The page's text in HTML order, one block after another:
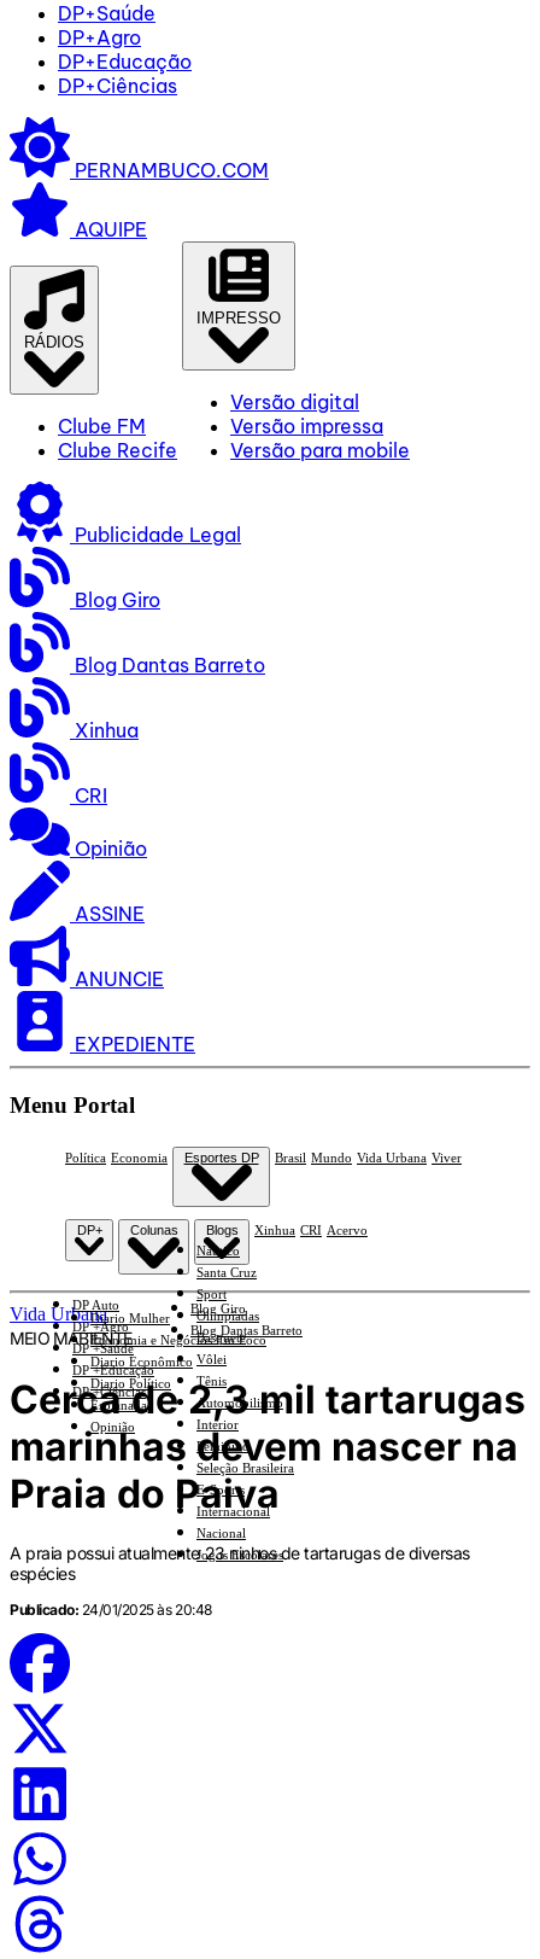
DP+Saúde
DP+Agro
DP+Educação
DP+Ciências
PERNAMBUCO.COM
AQUIPE
RÁDIOS
Clube FM
Clube Recife
IMPRESSO
Versão digital
Versão impressa
Versão para mobile
Publicidade Legal
Blog Giro
Blog Dantas Barreto
Xinhua
CRI
Opinião
ASSINE
ANUNCIE
EXPEDIENTE
Menu Portal
Política Economia Esportes DP
Náutico
Santa Cruz
Sport
Olimpíadas
Basquete
Vôlei
Tênis
Automobilismo
Interior
Feminino
Seleção Brasileira
E-Sports
Internacional
Nacional
Jogos Escolares
Brasil Mundo Vida Urbana Viver
DP+
DP Auto
DP +Agro
DP +Saúde
DP +Educação
DP +Ciências
Colunas
Diario Mulher
Economia e Negócios Em Foco
Diario Econômico
Diario Político
Esplanada
Opinião
Blogs
Blog Giro
Blog Dantas Barreto
Xinhua CRI Acervo
Vida Urbana
MEIO MABIENTE
Cerca de 2,3 mil tartarugas
marinhas devem nascer na
Praia do Paiva
A praia possui atualmente 23 ninhos de tartarugas de diversas
espécies
Publicado: 24/01/2025 às 20:48